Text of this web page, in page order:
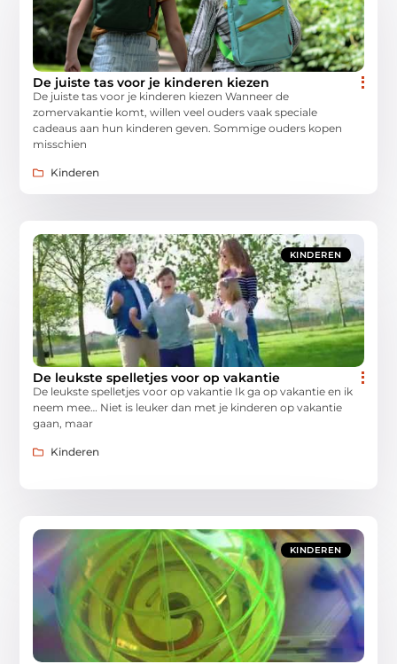
De juiste tas voor je kinderen kiezen
De juiste tas voor je kinderen kiezen Wanneer de
zomervakantie komt, willen veel ouders vaak speciale
cadeaus aan hun kinderen geven. Sommige ouders kopen
misschien
Kinderen
KINDEREN
De leukste spelletjes voor op vakantie
De leukste spelletjes voor op vakantie Ik ga op vakantie en ik
neem mee… Niet is leuker dan met je kinderen op vakantie
gaan, maar
Kinderen
KINDEREN